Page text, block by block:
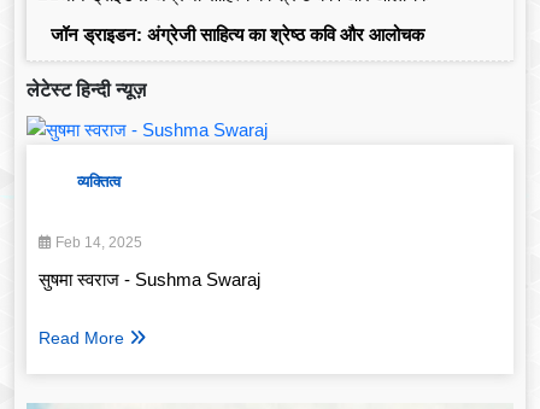
जॉन ड्राइडन: अंग्रेजी साहित्य का श्रेष्ठ कवि और आलोचक
लेटेस्ट हिन्दी न्यूज़
व्यक्तित्व
Feb 14, 2025
सुषमा स्वराज - Sushma Swaraj
Read More